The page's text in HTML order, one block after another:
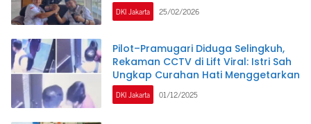
Membuatnya Arogan
DKI Jakarta 25/02/2026
Pilot–Pramugari Diduga Selingkuh,
Rekaman CCTV di Lift Viral: Istri Sah
Ungkap Curahan Hati Menggetarkan
DKI Jakarta 01/12/2025